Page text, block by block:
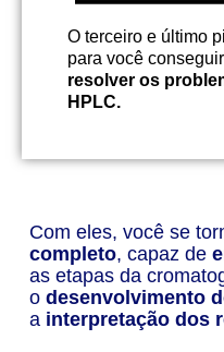
O terceiro e último
para você conseguir
resolver os
HPLC.
Com eles, você se
completo, capaz de
as etapas da
o desenvolvimento
a interpretação dos